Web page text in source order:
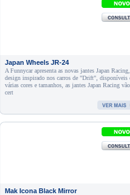
Japan Wheels JR-24
A Funnycar apresenta as novas jantes Japan
design inspirado nos carros de "Drift", disponíveis
várias cores e tamanhos, as jantes Japan Racing
cert
Mak Icona Black Mirror